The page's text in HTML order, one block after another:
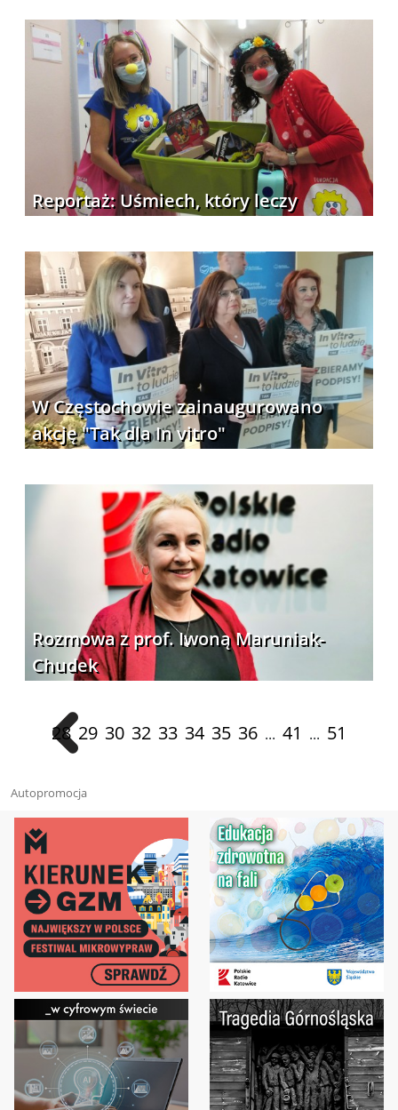
Reportaż: Uśmiech, który leczy
W Częstochowie zainaugurowano
akcję "Tak dla In vitro"
Rozmowa z prof. Iwoną Maruniak-
Chudek
28 29 30 32 33 34 35 36 ... 41 ... 51
Autopromocja